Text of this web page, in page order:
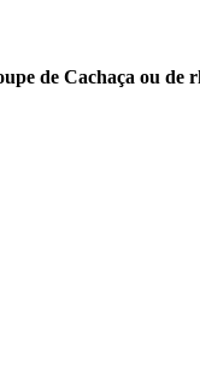
de Cachaça ou de